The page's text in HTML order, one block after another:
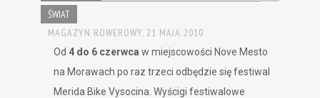
ŚWIAT
MAGAZYN ROWEROWY, 21 MAJA 2010
Od 4 do 6 czerwca w miejscowości Nove Mesto
na Morawach po raz trzeci odbędzie się festiwal
Merida Bike Vysocina. Wyścigi festiwalowe